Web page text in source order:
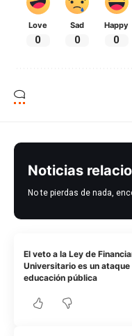
Love
0
Sad
0
Happy
0
Noticias
No te pierdas de nada,
El veto a la Ley de
Universitario es un
educación pública